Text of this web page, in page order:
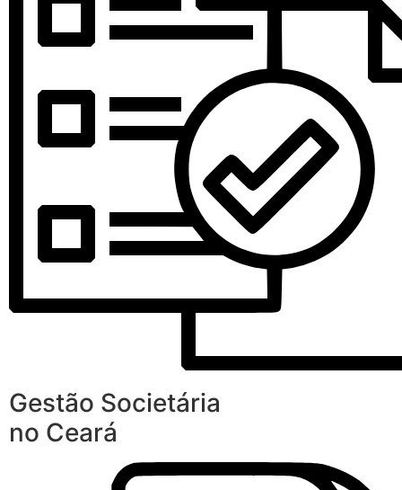
Gestão Societária
no Ceará